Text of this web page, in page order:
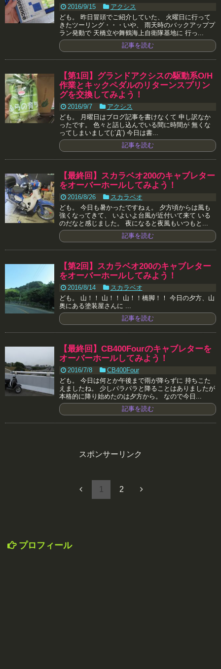
2016/9/15
アクシス
ども。 昨日冒頭でご紹介していた、 火曜日に行って
きたツーリング・・・いや、 雨天時のバックアッププ
ラン発動で 天橋立や舞鶴海上自衛隊基地に 行っ...
記事を読む
【第1回】グランドアクシスの駆動系O/H
作業とキックペダルのリターンスプリン
グを交換してみよう！
2016/9/7
アクシス
ども。 月曜日はブログ記事を書けなくて 申し訳なか
ったです。 色々と話し込んでいる間に時間が 無くな
ってしまいまして(;´Д`) 今日は書...
記事を読む
【最終回】スカラベオ200のキャブレター
をオーバーホールしてみよう！
2016/8/26
スカラベオ
ども。 今日も暑かったですねぇ。 夕方頃からは風も
強くなってきて、 いよいよ台風が近付いて来て いる
のだなと感じました。 夜になると夜風もいつもと...
記事を読む
【第2回】スカラベオ200のキャブレター
をオーバーホールしてみよう！
2016/8/14
スカラベオ
ども。 山！！ 山！！ 山！！橋脚！！ 今日の夕方、山
奥にある塗装屋さんに ...
記事を読む
【最終回】CB400Fourのキャブレターを
オーバーホールしてみよう！
2016/7/8
CB400Four
ども。 今日は何とか午後まで雨が降らずに 持ちこた
えましたね。 少しパラパラと降ることはありましたが
本格的に降り始めたのは夕方から。 なので今日...
記事を読む
スポンサーリンク
1 2
プロフィール